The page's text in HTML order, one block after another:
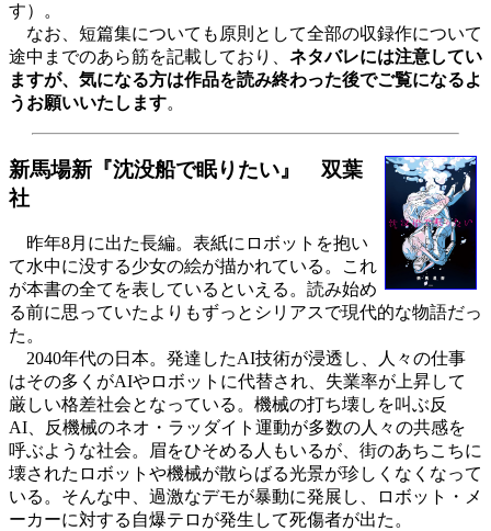
す）。
なお、短篇集についても原則として全部の収録作について
途中までのあら筋を記載しており、 ネタバレには注意してい
ますが、気になる方は作品を読み終わった後でご覧になるよ
うお願いいたします。
新馬場新『沈没船で眠りたい』 双葉
社
昨年8月に出た長編。表紙にロボットを抱い
て水中に没する少女の絵が描かれている。これ
が本書の全てを表しているといえる。読み始め
る前に思っていたよりもずっとシリアスで現代的な物語だっ
た。
2040年代の日本。発達したAI技術が浸透し、人々の仕事
はその多くがAIやロボットに代替され、失業率が上昇して
厳しい格差社会となっている。機械の打ち壊しを叫ぶ反
AI、反機械のネオ・ラッダイト運動が多数の人々の共感を
呼ぶような社会。眉をひそめる人もいるが、街のあちこちに
壊されたロボットや機械が散らばる光景が珍しくなくなって
いる。そんな中、過激なデモが暴動に発展し、ロボット・メ
ーカーに対する自爆テロが発生して死傷者が出た。